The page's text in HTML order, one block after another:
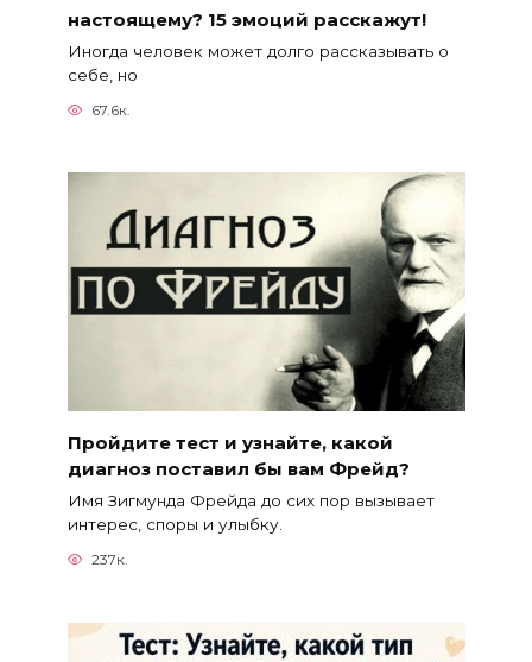
настоящему? 15 эмоций расскажут!
Иногда человек может долго рассказывать о
себе, но
67.6к.
Пройдите тест и узнайте, какой
диагноз поставил бы вам Фрейд?
Имя Зигмунда Фрейда до сих пор вызывает
интерес, споры и улыбку.
237к.